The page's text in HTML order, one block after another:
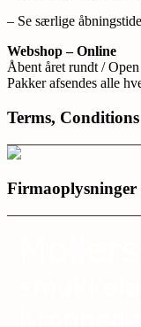
– Se særlige
Webshop – Online
Åbent året rundt /
Pakker afsendes alle
Terms,
Firmaoplysninger